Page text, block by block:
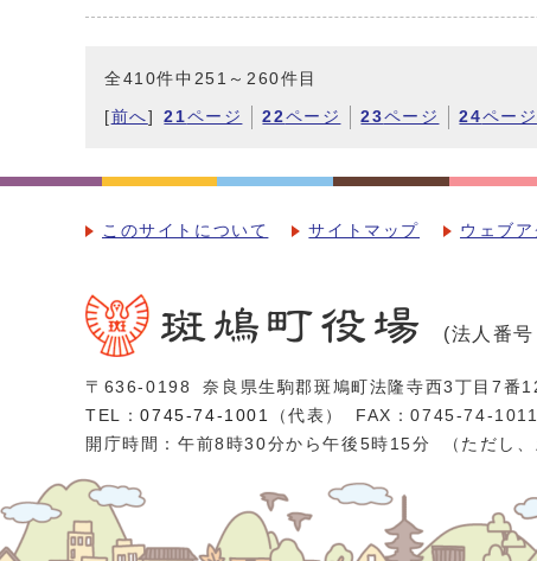
全410件中251～260件目
[前へ] 21ページ 22ページ 23ページ 24ページ
このサイトについて サイトマップ ウェブ
(法人番
〒636-0198
奈良県生駒郡斑鳩町法隆寺西3丁目7番
TEL：0745-74-1001 （代表）
FAX：0745-74-1011
開庁時間：午前8時30分から午後5時15分
（ただし